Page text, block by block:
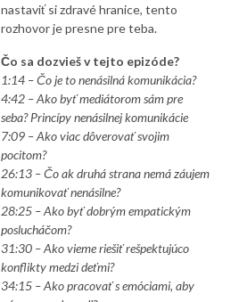
nastaviť si zdravé hranice, tento
rozhovor je presne pre teba.
Čo sa dozvieš v tejto epizóde?
1:14 – Čo je to nenásilná komunikácia?
4:42 – Ako byť mediátorom sám pre
seba? Princípy nenásilnej komunikácie
7:09 – Ako viac dôverovať svojim
pocitom?
26:13 – Čo ak druhá strana nemá záujem
komunikovať nenásilne?
28:25 – Ako byť dobrým empatickým
poslucháčom?
31:30 – Ako vieme riešiť rešpektujúco
konflikty medzi deťmi?
34:15 – Ako pracovať s emóciami, aby